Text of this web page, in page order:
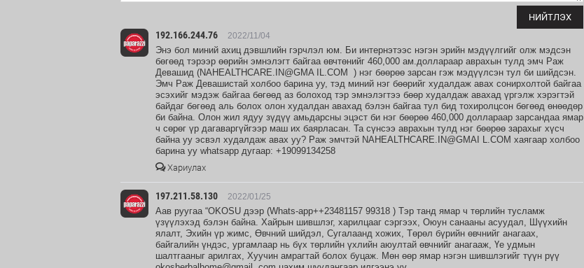
НИЙТЛЭХ
192.166.244.76 2022/11/04
Энэ бол миний ахиц дэвшлийн гэрчлэл юм. Би интернэтээс нэгэн эрийн мэдүүлгийг олж мэдсэн
бөгөөд тэрээр өөрийн эмнэлэгт байгаа өвчтөнийг 460,000 ам.доллараар аврахын тулд эмч Раж
Девашид (NAHEALTHCARE.IN@GMA IL.COM ) нэг бөөрөө зарсан гэж мэдүүлсэн тул би шийдсэн.
Эмч Раж Девашистай холбоо барина уу, тэд миний нэг бөөрийг худалдаж авах сонирхолтой байгаа
эсэхийг мэдэж байгаа бөгөөд аз болоход тэр эмнэлэгтээ бөөр худалдаж авахад үргэлж хэрэгтэй
байдаг бөгөөд аль болох олон худалдан авахад бэлэн байгаа тул бид тохиролцсон бөгөөд өнөөдөр
би байна. Олон жил ядуу зүдүү амьдарсны эцэст би нэг бөөрөө 460,000 доллараар зарсандаа ямар
ч сөрөг үр дагаваргүйгээр маш их баярласан. Та сүнсээ аврахын тулд нэг бөөрөө зарахыг хүсч
байна уу эсвэл худалдаж авах уу? Раж эмчтэй NAHEALTHCARE.IN@GMAI L.COM хаягаар холбоо
барина уу whatsapp дугаар: +19099134258
Хариулах
197.211.58.130 2022/01/25
Аав руугаа “OKOSU дээр (Whats-app++23481157 99318 ) Тэр танд ямар ч төрлийн тусламж
үзүүлэхэд бэлэн байна. Хайрын шившлэг, харилцааг сэргээх, Оюун санааны асуудал, Шүүхийн
ялалт, Эхийн үр жимс, Өвчний шийдэл, Сугалаанд хожих, Төрөл бүрийн өвчнийг анагаах,
байгалийн үндэс, ургамлаар нь бүх төрлийн үхлийн аюултай өвчнийг анагааж, Үе удмын
шалтгааныг арилгах, Хуучин амрагтай болох буцаж. Мөн өөр ямар нэгэн шившлэгийг түүн рүү